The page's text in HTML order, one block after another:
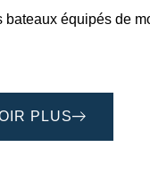
bateaux équipés de
PLUS